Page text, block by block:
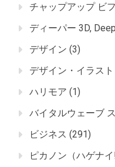
チャップアップ ビ
ディーパー 3D,
デザイン (3)
デザイン・イラスト
ハリモア (1)
バイタルウェーブ
ビジネス (291)
ピカノン（ハゲナイ!